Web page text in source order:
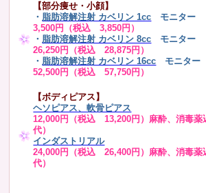
【部分痩せ・小顔】
・ 脂肪溶解注射 カベリン 1cc モニター
3,500円（税込 3,850円）
・ 脂肪溶解注射 カベリン 8cc モニター
26,250円（税込 28,875円）
・ 脂肪溶解注射 カベリン 16cc
モニター
52,500円（税込 57,750円）
【ボディピアス】
ヘソピアス、軟骨ピアス
12,000円（税込 13,200円）麻酔、消毒薬
代）
インダストリアル
24,000円（税込 26,400円）麻酔、消毒薬
代）